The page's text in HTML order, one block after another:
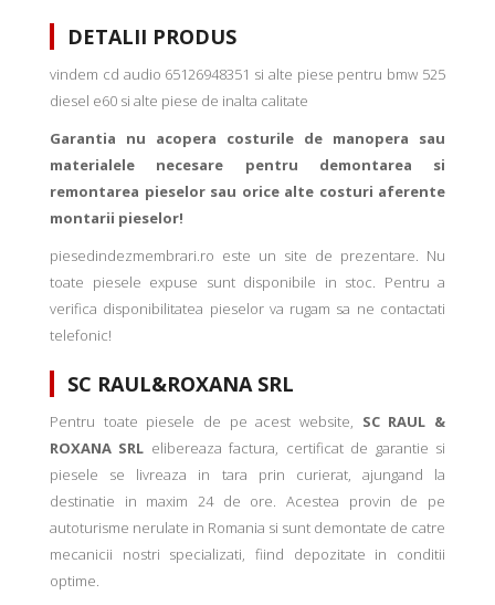
DETALII PRODUS
vindem cd audio 65126948351 si alte piese pentru bmw 525
diesel e60 si alte piese de inalta calitate
Garantia nu acopera costurile de manopera sau
materialele necesare pentru demontarea si
remontarea pieselor sau orice alte costuri aferente
montarii pieselor!
piesedindezmembrari.ro este un site de prezentare. Nu
toate piesele expuse sunt disponibile in stoc. Pentru a
verifica disponibilitatea pieselor va rugam sa ne contactati
telefonic!
SC RAUL&ROXANA SRL
Pentru toate piesele de pe acest website, SC RAUL &
ROXANA SRL elibereaza factura, certificat de garantie si
piesele se livreaza in tara prin curierat, ajungand la
destinatie in maxim 24 de ore. Acestea provin de pe
autoturisme nerulate in Romania si sunt demontate de catre
mecanicii nostri specializati, fiind depozitate in conditii
optime.